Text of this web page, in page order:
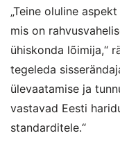
„Teine oluline
mis on
ühiskonda lõimija,“
tegeleda
ülevaatamise ja
vastavad Eesti
standarditele.“